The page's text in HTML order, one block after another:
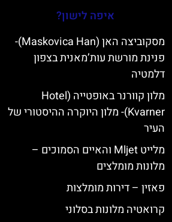
איפה לישון?
מסקוביצה האן (Maskovica Han)-
פנינת מורשת עות’מאנית בצפון
דלמטיה
מלון קוורנר באופטייה (Hotel
Kvarner)- מלון היוקרה ההיסטורי של
העיר
מלייט Mljet והאיים הסמוכים –
מלונות מומלצים
פאזין – דירות מומלצות
קרואטיה מלונות בסלוני